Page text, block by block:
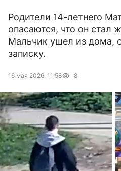
Родители 14-летнего
опасаются, что он стал
Мальчик ушел из дома,
записку.
16 мая 2026, 11:58 8